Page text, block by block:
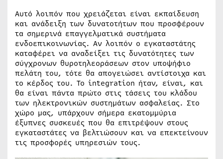
Αυτό λοιπόν που χρειάζεται είναι εκπαίδευση
και ανάδειξη των δυνατοτήτων που προσφέρουν
τα σημερινά επαγγελματικά συστήματα
ενδοεπικοινωνίας. Αν λοιπόν ο εγκαταστάτης
καταφέρει να αναδείξει τις δυνατότητες των
σύγχρονων θυροτηλεοράσεων στον υποψήφιο
πελάτη του, τότε θα απογειώσει αντίστοιχα και
το κέρδος του. Το integration ήταν, είναι, και
θα είναι πάντα πρώτο στις τάσεις του κλάδου
των ηλεκτρονικών συστημάτων ασφαλείας. Στο
χώρο μας, υπάρχουν σήμερα εκατομμύρια
έξυπνες συσκευές που θα επιτρέψουν στους
εγκαταστάτες να βελτιώσουν και να επεκτείνουν
τις προσφορές υπηρεσιών τους.